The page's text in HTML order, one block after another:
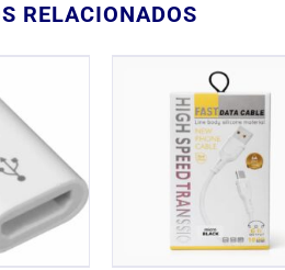
RELACIONADOS